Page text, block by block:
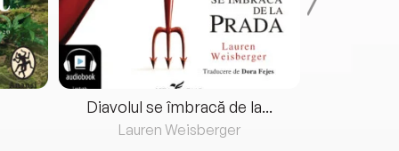
Diavolul se îmbracă de la...
Lauren Weisberger